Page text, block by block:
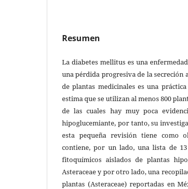
Resumen
La diabetes mellitus es una
una pérdida progresiva de la secreción
de plantas medicinales es una
estima que se utilizan al menos 800
de las cuales hay muy poca
hipoglucemiante, por tanto, su
esta pequeña revisión tiene como
contiene, por un lado, una lista de
fitoquímicos aislados de plantas
Asteraceae y por otro lado, una
plantas (Asteraceae) reportadas en